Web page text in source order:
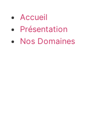
Accueil
Présentation
Nos Domaines